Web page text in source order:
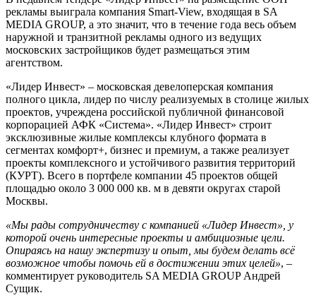
рекламы выиграла компания Smart-View, входящая в SA
MEDIA GROUP, а это значит, что в течение года весь объем
наружной и транзитной рекламы одного из ведущих
московских застройщиков будет размещаться этим
агентством.
«Лидер Инвест» – московская девелоперская компания
полного цикла, лидер по числу реализуемых в столице жилых
проектов, учреждена российской публичной финансовой
корпорацией АФК «Система». «Лидер Инвест» строит
эксклюзивные жилые комплексы клубного формата в
сегментах комфорт+, бизнес и премиум, а также реализует
проекты комплексного и устойчивого развития территорий
(КУРТ). Всего в портфеле компании 45 проектов общей
площадью около 3 000 000 кв. м в девяти округах старой
Москвы.
«Мы рады сотрудничеству с компанией «Лидер Инвест», у
которой очень интересные проекты и амбициозные цели.
Опираясь на нашу экспертизу и опыт, мы будем делать всё
возможное чтобы помочь ей в достижении этих целей», –
комментирует руководитель SA MEDIA GROUP Андрей
Сущик.